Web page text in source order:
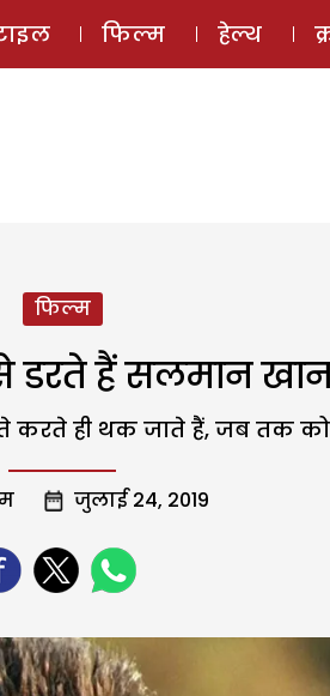
ई-मैगज़ीन
फिल्म हेल्थ
फिल्म
डरते हैं सलमान
करते ही थक जाते हैं, जब तक
जुलाई 24, 2019